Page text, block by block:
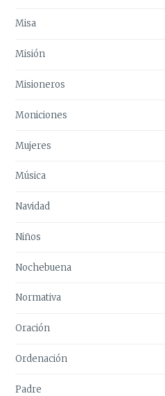
Misa
Misión
Misioneros
Moniciones
Mujeres
Música
Navidad
Niños
Nochebuena
Normativa
Oración
Ordenación
Padre